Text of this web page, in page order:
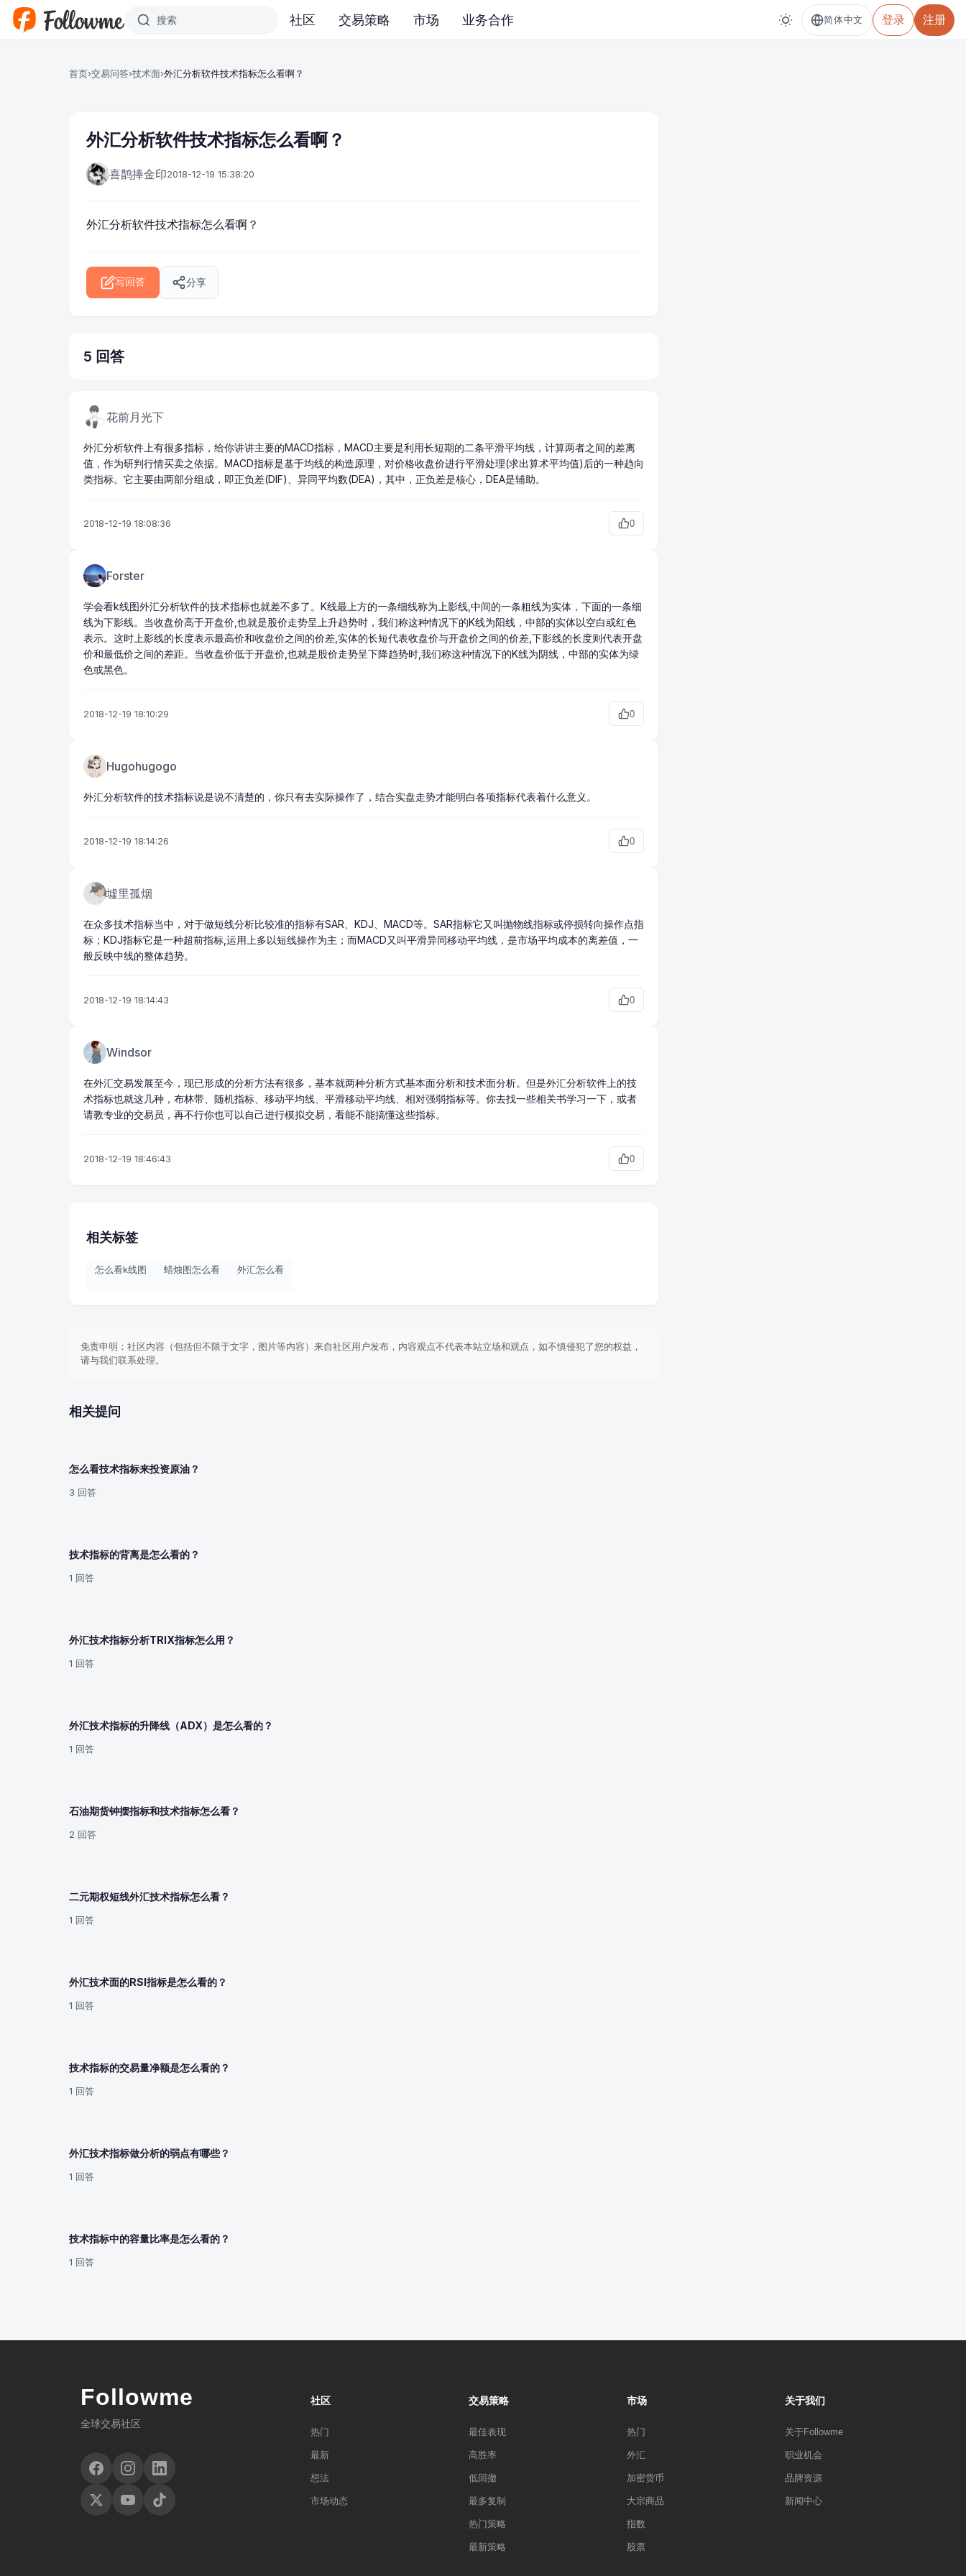
跳转到主要内容
社区 交易策略 市场 业务合作 简体中文 登录 注册
首页›交易问答›技术面›外汇分析软件技术指标怎么看啊？
外汇分析软件技术指标怎么看啊？
喜鹊捧金印2018-12-19 15:38:20
外汇分析软件技术指标怎么看啊？
写回答 分享
5 回答
花前月光下
外汇分析软件 上有很多指标，给你讲讲主要的MACD指标，MACD主要是利用长短期的二条平滑平均线，计算两者之间的差离
值，作为研判行情买卖之依据。MACD指标是基于均线的构造原理，对价格收盘价进行平滑处理(求出算术平均值)后的一种趋向
类指标。它主要由两部分组成，即正负差(DIF)、异同平均数(DEA)，其中，正负差是核心，DEA是辅助。
2018-12-19 18:08:36 0
Forster
学会看k线图外汇分析软件的技术指标也就差不多了。K线最上方的一条细线称为上影线,中间的一条粗线为实体，下面的一条细
线为下影线。当收盘价高于开盘价 ,也就是股价走势呈上升趋势时，我们称这种情况下的K线为阳线，中部的实体以空白或红色
表示。这时上影线的长度表示最高价和收盘价之间的价差,实体的长短代表收盘价与开盘价之间的价差,下影线的长度则代表开盘
价和最低价之间的差距。当收盘价低于开盘价,也就是股价走势呈下降趋势时,我们称这种情况下的K线为阴线，中部的实体为绿
色或黑色。
2018-12-19 18:10:29 0
Hugohugogo
外汇分析软件的技术指标说是说不清楚的，你只有去实际操作了，结合实盘走势才能明白各项指标代表着什么意义。
2018-12-19 18:14:26 0
墟里孤烟
在众多技术指标当中，对于做短线分析比较准的指标有SAR、KDJ、MACD等。SAR指标它又叫抛物线指标或停损转向操作点指
标；KDJ指标它是一种超前指标,运用上多以短线操作为主；而MACD又叫平滑异同移动平均线，是市场平均成本的离差值，一
般反映中线的整体趋势。
2018-12-19 18:14:43 0
Windsor
在外汇交易发展至今，现已形成的分析方法有很多，基本就两种分析方式基本面分析和技术面分析。但是外汇分析软件 上的技
术指标也就这几种，布林带、随机指标、移动平均线、平滑移动平均线、相对强弱指标等。你去找一些相关书学习一下，或者
请教专业的交易员，再不行你也可以自己进行模拟交易，看能不能搞懂这些指标。
2018-12-19 18:46:43 0
相关标签
怎么看k线图 蜡烛图怎么看 外汇怎么看
免责申明：社区内容（包括但不限于文字，图片等内容）来自社区用户发布，内容观点不代表本站立场和观点，如不慎侵犯了您的权益，
请与我们联系处理。
相关提问
怎么看技术指标来投资原油？
3 回答
技术指标的背离是怎么看的？
1 回答
外汇技术指标分析TRIX指标怎么用？
1 回答
外汇技术指标的升降线（ADX）是怎么看的？
1 回答
石油期货钟摆指标和技术指标怎么看？
2 回答
二元期权短线外汇技术指标怎么看？
1 回答
外汇技术面的RSI指标是怎么看的？
1 回答
技术指标的交易量净额是怎么看的？
1 回答
外汇技术指标做分析的弱点有哪些？
1 回答
技术指标中的容量比率是怎么看的？
1 回答
Followme
全球交易社区
社区
热门
最新
想法
市场动态
交易策略
最佳表现
高胜率
低回撤
最多复制
热门策略
最新策略
市场
热门
外汇
加密货币
大宗商品
指数
股票
关于我们
关于Followme
职业机会
品牌资源
新闻中心